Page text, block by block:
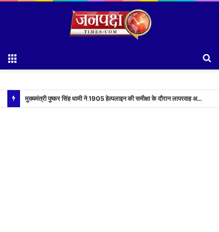
मुख्यमंत्री पुष्कर सिंह धामी ने 1905 हेल्पलाइन की समीक्षा के दौरान लापरवाह अधिकारियों को लगाई फटकार